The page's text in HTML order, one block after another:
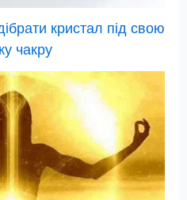
кристал під свою
чакру